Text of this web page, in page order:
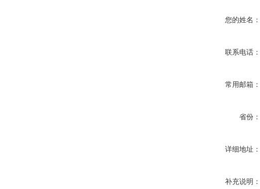
您的姓名：
联系电话：
常用邮箱：
省份：
详细地址：
补充说明：